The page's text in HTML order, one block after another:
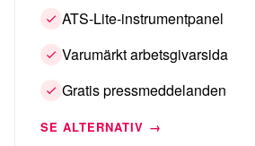
ATS-Lite-instrumentpanel
Varumärkt arbetsgivarsida
Gratis pressmeddelanden
SE ALTERNATIV →